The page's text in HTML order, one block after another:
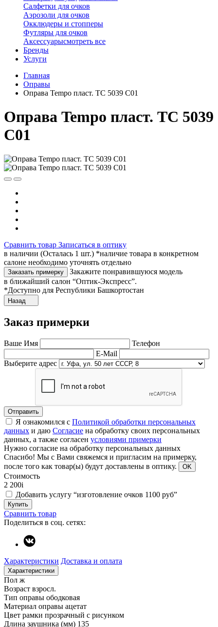
Салфетки для очков
Аэрозоли для очков
Окклюдеры и стопперы
Футляры для очков
Аксессуарысмотреть все
Бренды
Услуги
Главная
Оправы
Оправа Tempo пласт. TC 5039 C01
Оправа Tempo пласт. TC 5039
C01
Сравнить товар Записаться в оптику
в наличии (Осталась 1 шт.) *наличие товара в конкретном
салоне необходимо уточнять отдельно
Заказать примерку
Закажите понравившуюся модель
в ближайший салон “Оптик-Экспресс”.
*Доступно для Республики Башкортостан
Назад
Заказ примерки
Ваше Имя
Телефон
E-Mail
Выберите адрес
Отправить
Я ознакомился с Политикой обработки персональных
данных и даю Согласие на обработку своих персональных
данных, а также согласен условиями примерки
Нужно согласие на обработку персональных данных
Спасибо! Мы с Вами свяжемся и пригласим на примерку,
после того как товар(ы) будут доставлены в оптику.
OK
Стоимость
2 200i
Добавить услугу “изготовление очков 1100 руб”
Купить
Сравнить товар
Поделиться в соц. сетях:
Характеристики Доставка и оплата
Характеристики
Пол ж
Возраст взросл.
Тип оправы ободковая
Материал оправы ацетат
Цвет рамки прозрачный с рисунком
Длина заушника (мм) 135